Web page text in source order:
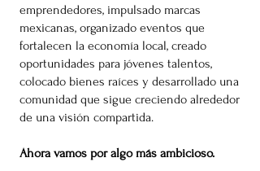
emprendedores, impulsado marcas
mexicanas, organizado eventos que
fortalecen la economía local, creado
oportunidades para jóvenes talentos,
colocado bienes raíces y desarrollado una
comunidad que sigue creciendo alrededor
de una visión compartida.
Ahora vamos por algo más ambicioso.